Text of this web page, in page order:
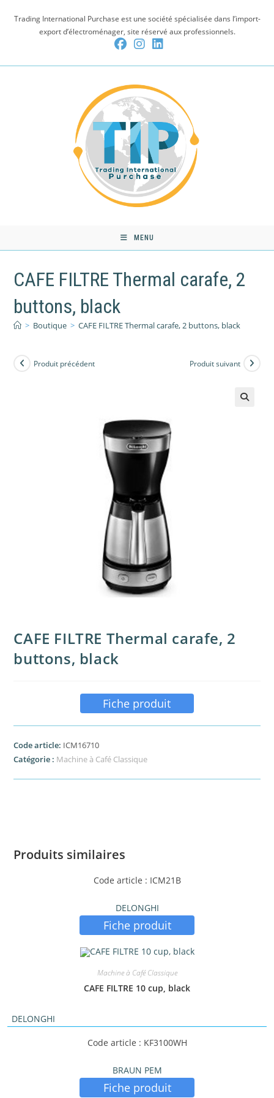
Trading International Purchase est une société spécialisée dans l’import-
export d’électroménager, site réservé aux professionnels.
MENU
CAFE FILTRE Thermal carafe, 2
buttons, black
> Boutique > CAFE FILTRE Thermal carafe, 2 buttons, black
Produit précédent Produit suivant
CAFE FILTRE Thermal carafe, 2
buttons, black
Fiche produit
Code article: ICM16710
Catégorie : Machine à Café Classique
Produits similaires
Code article : ICM21B
DELONGHI
Fiche produit
Machine à Café Classique
CAFE FILTRE 10 cup, black
DELONGHI
Code article : KF3100WH
BRAUN PEM
Fiche produit